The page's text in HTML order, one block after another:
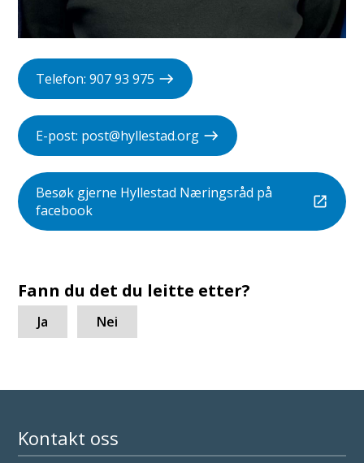
Telefon: 907 93 975
E-post: post@hyllestad.org
Besøk gjerne Hyllestad Næringsråd på
facebook
Fann du det du leitte etter?
Ja Nei
Kontakt oss